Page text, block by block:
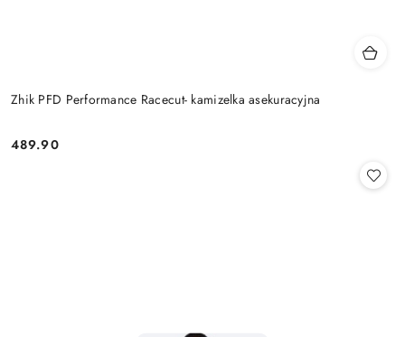
Zhik PFD Performance Racecut- kamizelka asekuracyjna
Cena:
489.90